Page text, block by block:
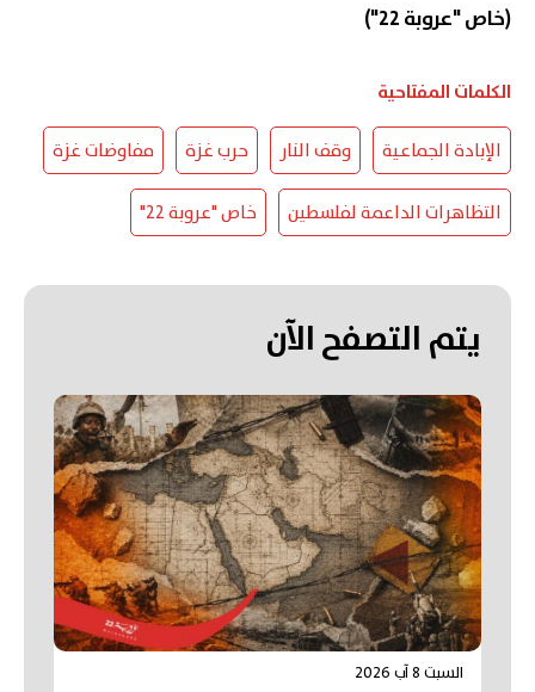
(خاص "عروبة 22")
الكلمات المفتاحية
الإبادة الجماعية وقف النار حرب غزة مفاوضات غزة
التظاهرات الداعمة لفلسطين خاص "عروبة 22"
يتم التصفح الآن
السبت 8 آب 2026